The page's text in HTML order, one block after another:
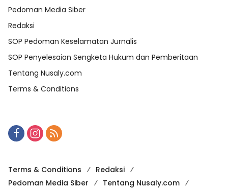
Pedoman Media Siber
Redaksi
SOP Pedoman Keselamatan Jurnalis
SOP Penyelesaian Sengketa Hukum dan Pemberitaan
Tentang Nusaly.com
Terms & Conditions
Terms & Conditions
Redaksi
Pedoman Media Siber
Tentang Nusaly.com